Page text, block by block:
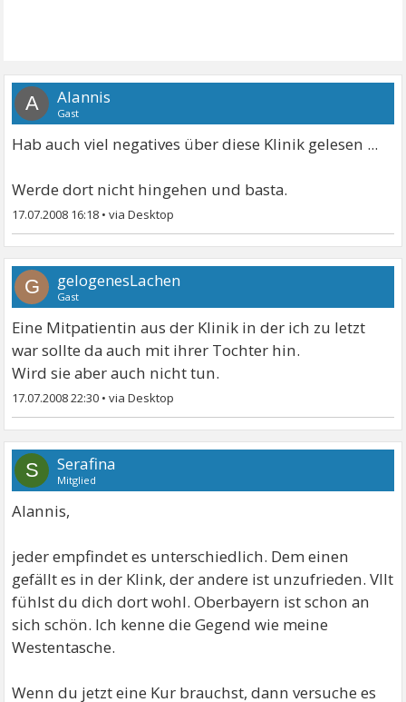
A Alannis
Gast
Hab auch viel negatives über diese Klinik gelesen ...
Werde dort nicht hingehen und basta.
17.07.2008 16:18 •
G gelogenesLachen
Gast
Eine Mitpatientin aus der Klinik in der ich zu letzt
war sollte da auch mit ihrer Tochter hin.
Wird sie aber auch nicht tun.
17.07.2008 22:30 •
S Serafina
Mitglied
Alannis,
jeder empfindet es unterschiedlich. Dem einen
gefällt es in der Klink, der andere ist unzufrieden. Vllt
fühlst du dich dort wohl. Oberbayern ist schon an
sich schön. Ich kenne die Gegend wie meine
Westentasche.
Wenn du jetzt eine Kur brauchst, dann versuche es